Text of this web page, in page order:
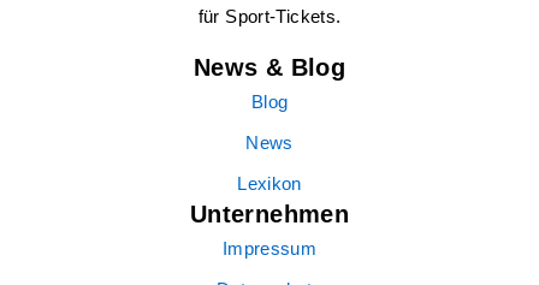
für Sport-Tickets.
News & Blog
Blog
News
Lexikon
Unternehmen
Impressum